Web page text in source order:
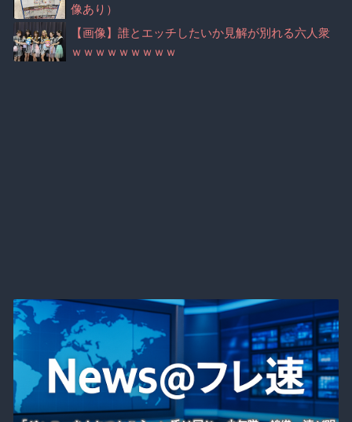
像あり）
【画像】誰とエッチしたいか見解が別れる六人衆
ｗｗｗｗｗｗｗｗｗ